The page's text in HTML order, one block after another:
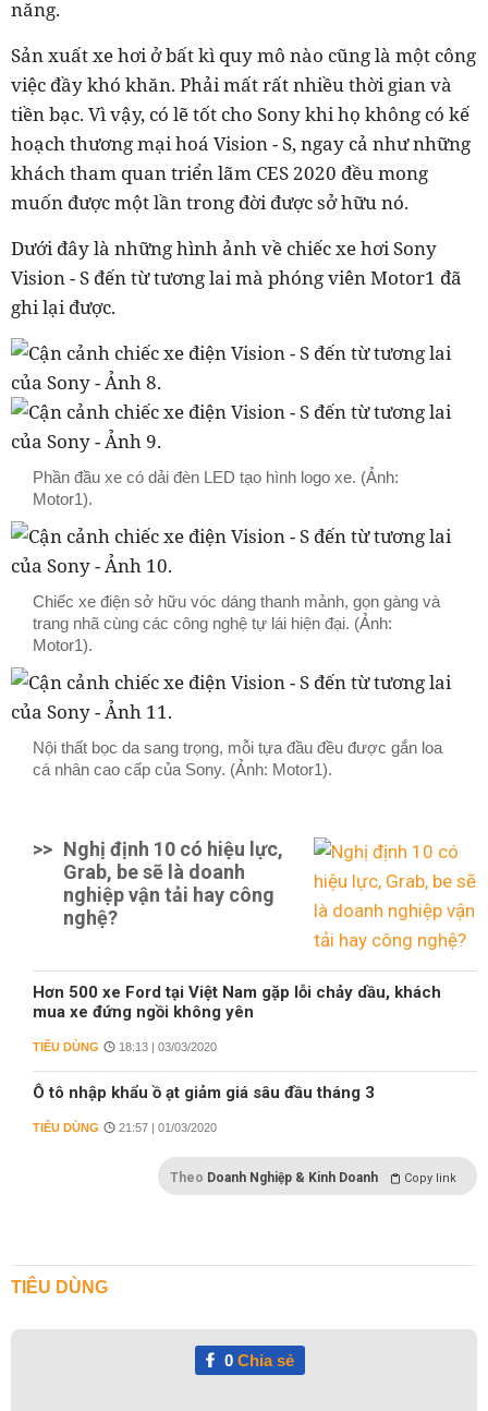
năng.
Sản xuất xe hơi ở bất kì quy mô nào cũng là một công
việc đầy khó khăn. Phải mất rất nhiều thời gian và
tiền bạc. Vì vậy, có lẽ tốt cho Sony khi họ không có kế
hoạch thương mại hoá Vision - S, ngay cả như những
khách tham quan triển lãm CES 2020 đều mong
muốn được một lần trong đời được sở hữu nó.
Dưới đây là những hình ảnh về chiếc xe hơi Sony
Vision - S đến từ tương lai mà phóng viên Motor1 đã
ghi lại được.
Phần đầu xe có dải đèn LED tạo hình logo xe. (Ảnh:
Motor1).
Chiếc xe điện sở hữu vóc dáng thanh mảnh, gọn gàng và
trang nhã cùng các công nghệ tự lái hiện đại. (Ảnh:
Motor1).
Nội thất bọc da sang trọng, mỗi tựa đầu đều được gắn loa
cá nhân cao cấp của Sony. (Ảnh: Motor1).
>> Nghị định 10 có hiệu lực,
Grab, be sẽ là doanh
nghiệp vận tải hay công
nghệ?
Hơn 500 xe Ford tại Việt Nam gặp lỗi chảy dầu, khách
mua xe đứng ngồi không yên
TIÊU DÙNG 18:13 | 03/03/2020
Ô tô nhập khẩu ồ ạt giảm giá sâu đầu tháng 3
TIÊU DÙNG 21:57 | 01/03/2020
Theo Doanh Nghiệp & Kinh Doanh Copy link
TIÊU DÙNG
0Chia sẻ